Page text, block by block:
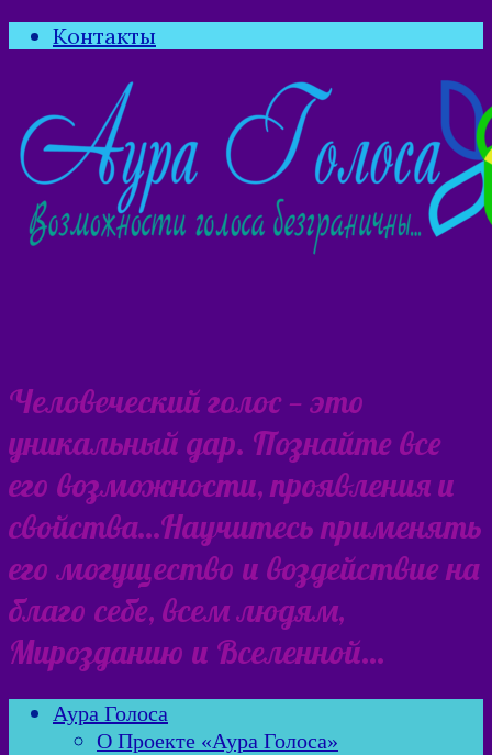
Контакты
Человеческий голос — это
уникальный дар. Познайте все
его возможности, проявления и
свойства…Научитесь применять
его могущество и воздействие на
благо себе, всем людям,
Мирозданию и Вселенной…
Аура Голоса
О Проекте «Аура Голоса»